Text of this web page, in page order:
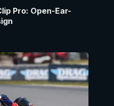
Pro: Open-Ear-